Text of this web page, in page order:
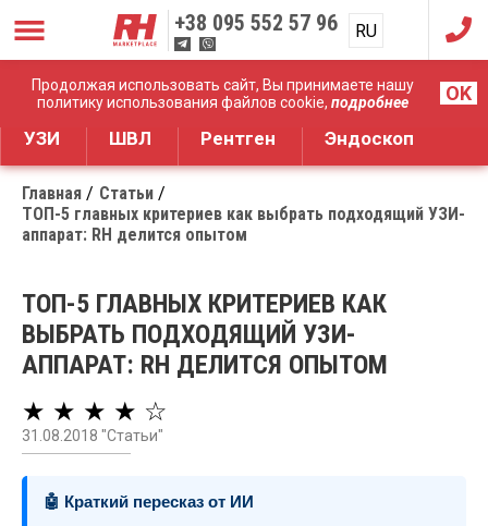
Продолжая использовать сайт, Вы принимаете нашу
политику использования файлов cookie, подробнее OK
+38 095 552 57 96 RU
UA
Дистрибуция медицинского оборудования
УЗИ ШВЛ Рентген Эндоскоп
Главная
Статьи
ТОП-5 главных критериев как выбрать подходящий УЗИ-
аппарат: RH делится опытом
ТОП-5 ГЛАВНЫХ КРИТЕРИЕВ КАК
ВЫБРАТЬ ПОДХОДЯЩИЙ УЗИ-
АППАРАТ: RH ДЕЛИТСЯ ОПЫТОМ
★ ★ ★ ★ ☆
31.08.2018 "Статьи"
🤖 Краткий пересказ от ИИ